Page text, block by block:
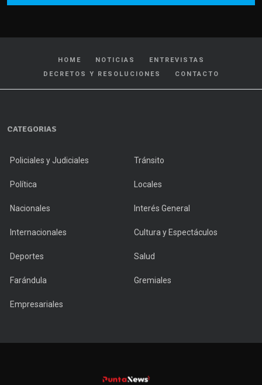
HOME NOTICIAS
ENTREVISTAS
DECRETOS Y RESOLUCIONES
CONTACTO
CATEGORIAS
Policiales y Judiciales Tránsito
Política Locales
Nacionales Interés General
Internacionales Cultura y Espectáculos
Deportes Salud
Farándula Gremiales
Empresariales